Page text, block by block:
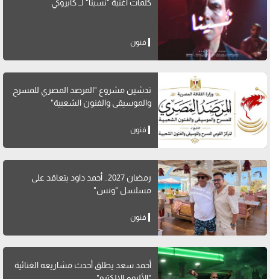
كلمات أغنية "نسينا" لــ كايروكي
فنون
تدشين مشروع "المرصد المصري للمسرح
والموسيقى والفنون الشعبية"
فنون
رمضان 2027.. أحمد داود يتعاقد على
مسلسل "ونس"
فنون
أحمد سعد يطلق أحدث مشاريعه الغنائية